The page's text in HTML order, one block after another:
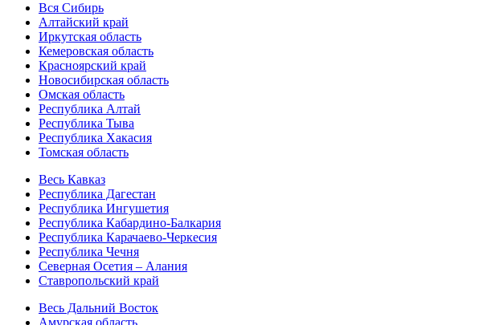
Вся Сибирь
Алтайский край
Иркутская область
Кемеровская область
Красноярский край
Новосибирская область
Омская область
Республика Алтай
Республика Тыва
Республика Хакасия
Томская область
Весь Кавказ
Республика Дагестан
Республика Ингушетия
Республика Кабардино-Балкария
Республика Карачаево-Черкесия
Республика Чечня
Северная Осетия – Алания
Ставропольский край
Весь Дальний Восток
Амурская область